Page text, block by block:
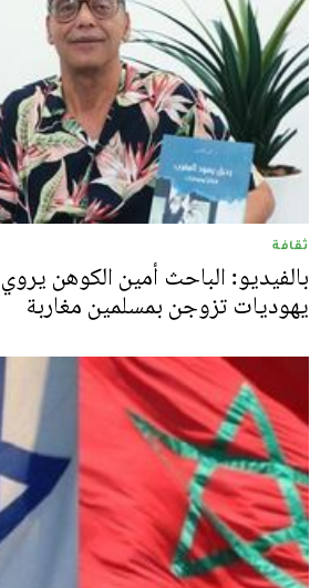
ثقافة
يهوديات تزوجن بمسلمين مغاربة